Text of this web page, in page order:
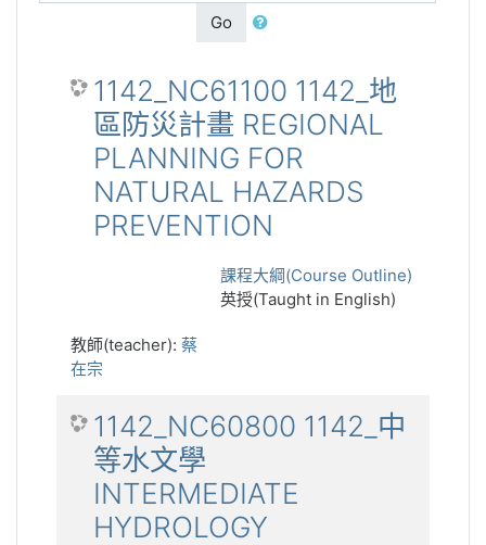
Go
1142_NC61100 1142_地
區防災計畫 REGIONAL
PLANNING FOR
NATURAL HAZARDS
PREVENTION
課程大綱(Course Outline)
英授(Taught in English)
教師(teacher): 蔡
在宗
1142_NC60800 1142_中
等水文學
INTERMEDIATE
HYDROLOGY